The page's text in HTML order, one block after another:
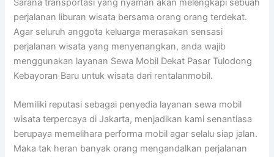
Sarana transportasi yang nyaman akan melengkapi sebuah
perjalanan liburan wisata bersama orang orang terdekat.
Agar seluruh anggota keluarga merasakan sensasi
perjalanan wisata yang menyenangkan, anda wajib
menggunakan layanan Sewa Mobil Dekat Pasar Tulodong
Kebayoran Baru untuk wisata dari rentalanmobil.
Memiliki reputasi sebagai penyedia layanan sewa mobil
wisata terpercaya di Jakarta, menjadikan kami senantiasa
berupaya memelihara performa mobil agar selalu siap jalan.
Maka tak heran banyak orang mengandalkan perjalanan